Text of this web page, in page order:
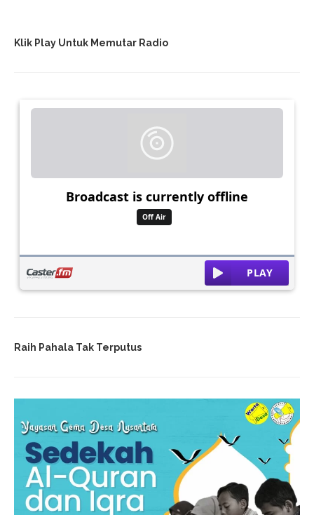
Klik Play Untuk Memutar Radio
Raih Pahala Tak Terputus